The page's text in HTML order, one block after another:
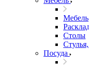
Мебель
Столы
Посуда